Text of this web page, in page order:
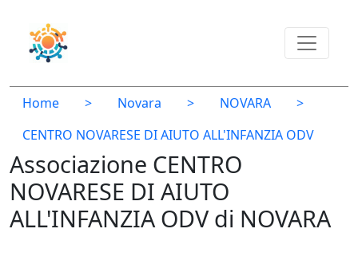
Home > Novara > NOVARA
>
CENTRO NOVARESE DI AIUTO ALL'INFANZIA ODV
Associazione CENTRO
NOVARESE DI AIUTO
ALL'INFANZIA ODV di NOVARA